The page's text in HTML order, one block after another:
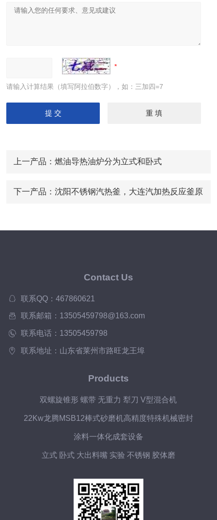
请输入计算结果（填写阿拉伯数字），如：三加四=7
上一产品： 燃油导热油炉分为立式和卧式
下一产品： 沈阳不锈钢汽热釜，大连汽加热反应釜原
Contact Us
联系QQ：467860621
联系邮箱：13505459798@163.com
联系电话：13505459798
联系地址：山东省莱州市路旺龙王埠
Products
双螺旋锥形 螺带 无重力 犁刀 V型混合机
22Kw龙腾MSB12棒式砂磨机高精度特殊机械密封
涂料一体化成套设备
立式 卧式 大出料嘴 实验 不锈钢 胶体磨